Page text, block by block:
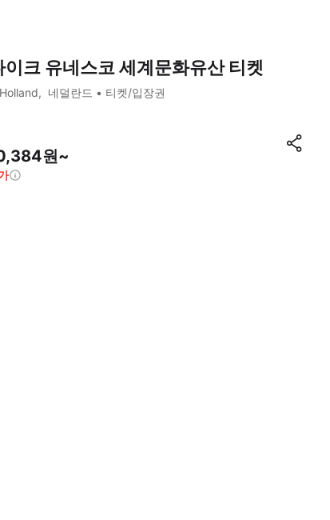
이크 유네스코 세계문화유산 티켓
네덜란드 티켓/입장권
원~